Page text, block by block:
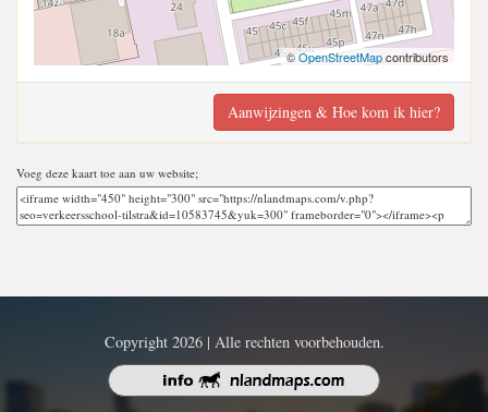
©OpenStreetMapcontributors
Aanwijzingen & Hoe kom ik hier?
Voeg deze kaart toe aan uw website;
Copyright 2026 | Alle rechten voorbehouden.